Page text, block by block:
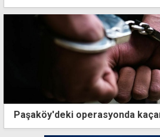
Paşaköy'deki operasyonda